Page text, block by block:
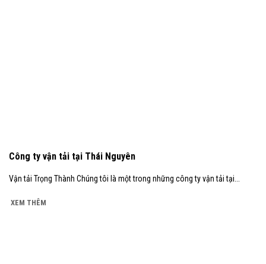
Công ty vận tải tại Thái Nguyên
Vận tải Trọng Thành Chúng tôi là một trong những công ty vận tải tại...
XEM THÊM